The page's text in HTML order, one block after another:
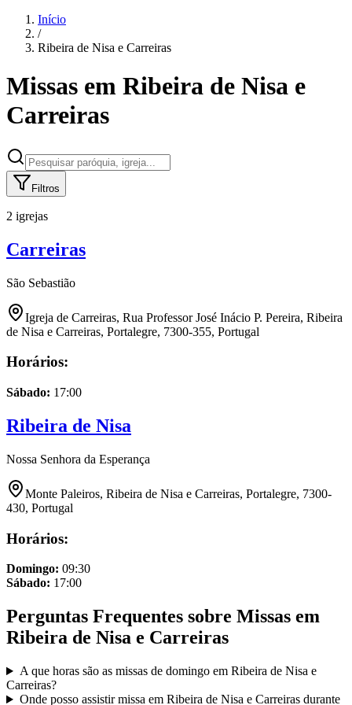
Início
/
Ribeira de Nisa e Carreiras
Missas em Ribeira de Nisa e
Carreiras
Filtros
2 igrejas
Carreiras
São Sebastião
Igreja de Carreiras, Rua Professor José Inácio P. Pereira, Ribeira
de Nisa e Carreiras, Portalegre, 7300-355, Portugal
Horários:
Sábado: 17:00
Ribeira de Nisa
Nossa Senhora da Esperança
Monte Paleiros, Ribeira de Nisa e Carreiras, Portalegre, 7300-
430, Portugal
Horários:
Domingo: 09:30
Sábado: 17:00
Perguntas Frequentes sobre Missas em
Ribeira de Nisa e Carreiras
A que horas são as missas de domingo em Ribeira de Nisa e
Carreiras?
Onde posso assistir missa em Ribeira de Nisa e Carreirasdurante